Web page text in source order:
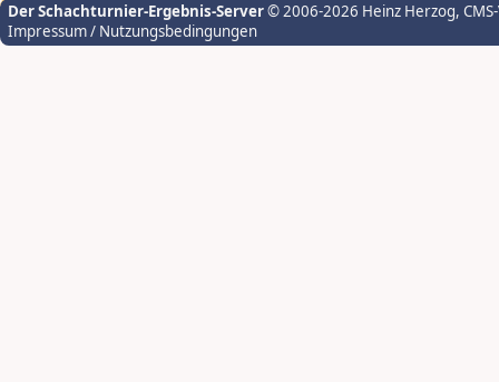
Der Schachturnier-Ergebnis-Server© 2006-2026 Heinz Herzog,
Impressum / Nutzungsbedingungen